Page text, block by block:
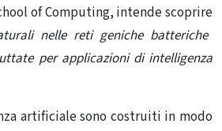
of Computing, intende scoprire
nelle reti geniche batteriche
per applicazioni di intelligenza
artificiale sono costruiti in modo